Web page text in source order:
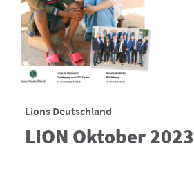
Lions Deutschland
LION Oktober 2023